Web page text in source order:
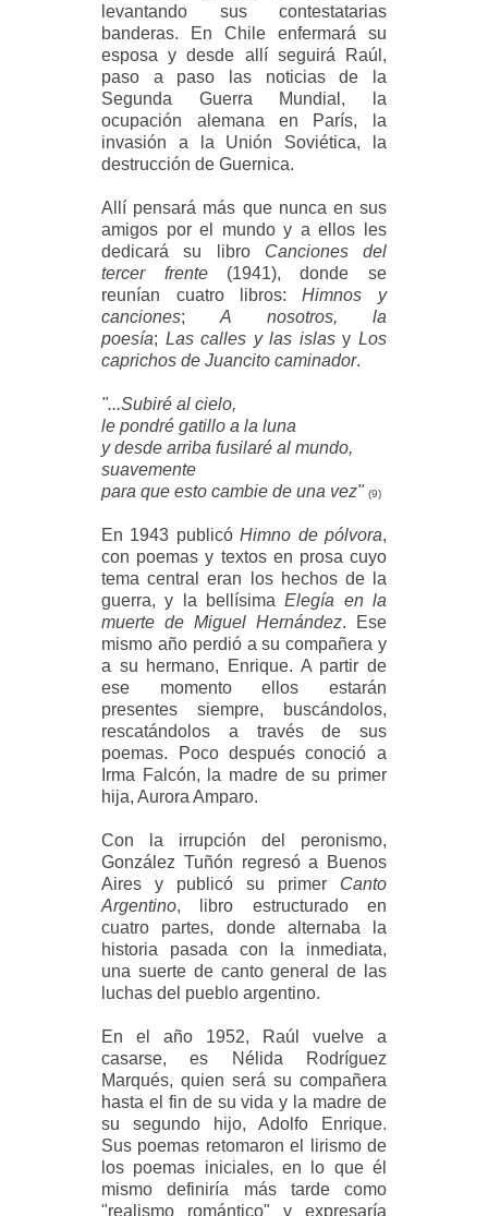
levantando sus contestatarias
banderas. En Chile enfermará su
esposa y desde allí seguirá Raúl,
paso a paso las noticias de la
Segunda Guerra Mundial, la
ocupación alemana en París, la
invasión a la Unión Soviética, la
destrucción de Guernica.
Allí pensará más que nunca en sus
amigos por el mundo y a ellos les
dedicará su libro Canciones del
tercer frente(1941), donde se
reunían cuatro libros:Himnos y
canciones;A nosotros, la
poesía; Las calles y las islasy Los
caprichos de Juancito caminador.
"...Subiré al cielo,
le pondré gatillo a la luna
y desde arriba fusilaré al mundo,
suavemente
para que esto cambie de una vez"(9)
En 1943 publicóHimno de pólvora,
con poemas y textos en prosa cuyo
tema central eran los hechos de la
guerra, y la bellísimaElegía en la
muerte de Miguel Hernández. Ese
mismo año perdió a su compañera y
a su hermano, Enrique. A partir de
ese momento ellos estarán
presentes siempre, buscándolos,
rescatándolos a través de sus
poemas. Poco después conoció a
Irma Falcón, la madre de su primer
hija, Aurora Amparo.
Con la irrupción del peronismo,
González Tuñón regresó a Buenos
Aires y publicó su primer Canto
Argentino, libro estructurado en
cuatro partes, donde alternaba la
historia pasada con la inmediata,
una suerte de canto general de las
luchas del pueblo argentino.
En el año 1952, Raúl vuelve a
casarse, es Nélida Rodríguez
Marqués, quien será su compañera
hasta el fin de su vida y la madre de
su segundo hijo, Adolfo Enrique.
Sus poemas retomaron el lirismo de
los poemas iniciales, en lo que él
mismo definiría más tarde como
"realismo romántico" y expresaría